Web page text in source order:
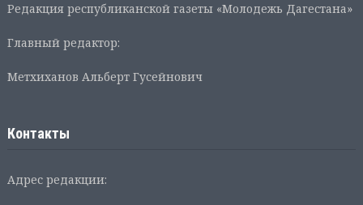
Редакция республиканской газеты «Молодежь Дагестана»
Главный редактор:
Метхиханов Альберт Гусейнович
Контакты
Адрес редакции: